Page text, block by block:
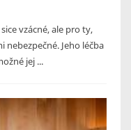
vzácné, ale pro ty,
nebezpečné. Jeho léčba
jej ...